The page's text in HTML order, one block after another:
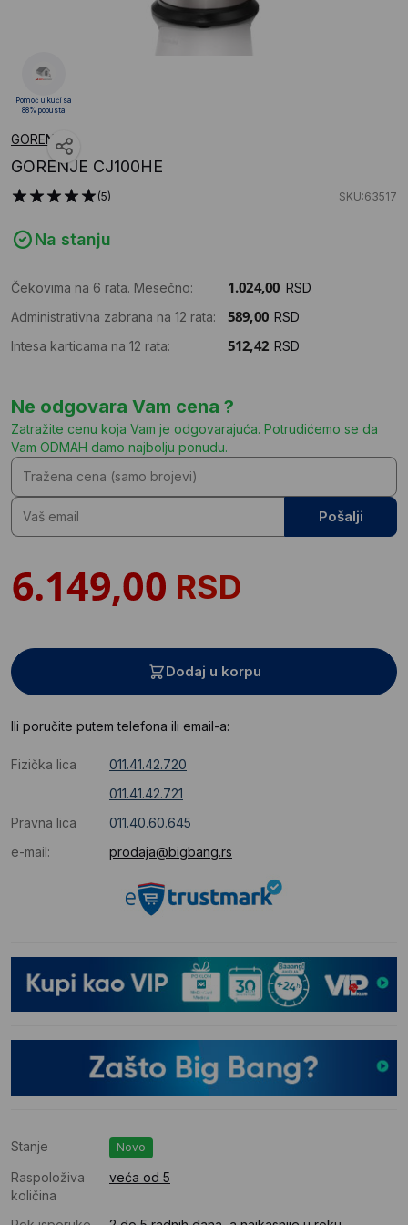
GORENJE
GORENJE CJ100HE
(5) SKU:63517
Na stanju
Čekovima na 6 rata. Mesečno:
RSD
Administrativna zabrana na 12 rata:
RSD
Intesa karticama na 12 rata:
RSD
Ne odgovara Vam cena ?
Zatražite cenu koja Vam je odgovarajuća. Potrudićemo se da
Vam ODMAH damo najbolju ponudu.
Pošalji
RSD
Dodaj u korpu
Ili poručite putem telefona ili email-a:
Fizička lica
011.41.42.720
011.41.42.721
Pravna lica
011.40.60.645
e-mail:
prodaja@bigbang.rs
Stanje Novo
Raspoloživa
količina
veća od 5
Pomoć u kući sa
88% popusta